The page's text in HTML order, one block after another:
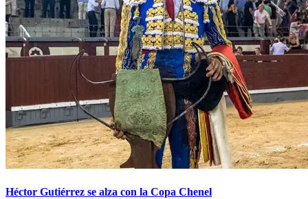
Héctor Gutiérrez se alza con la Copa Chenel